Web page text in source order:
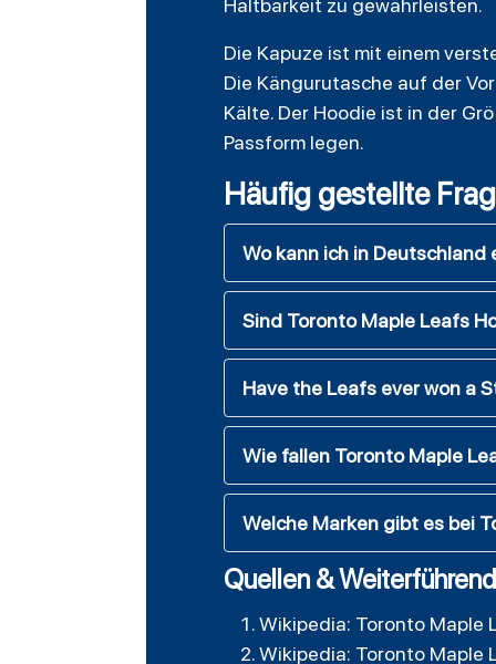
Haltbarkeit zu gewährleisten.
Die Kapuze ist mit einem
Die Kängurutasche auf der
Kälte. Der Hoodie ist in der
Passform legen.
Häufig gestellte
Wo kann ich in
Sind Toronto Maple Leafs
Have the Leafs ever won a
Wie fallen Toronto Maple
Welche Marken gibt es bei
Quellen &
Wikipedia: Toronto Maple
Wikipedia: Toronto Maple